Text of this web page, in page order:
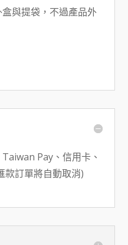
與提袋，不過產品外
Pay、信用卡、
款訂單將自動取消)